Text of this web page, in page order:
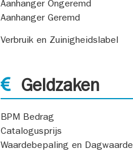
Aanhanger Ongeremd
Aanhanger Geremd
Verbruik en Zuinigheidslabel
Geldzaken
BPM Bedrag
Catalogusprijs
Waardebepaling en Dagwaarde